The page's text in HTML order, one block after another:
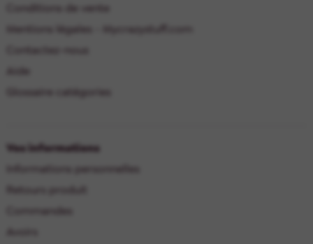
Conditions de vente
Mentions légales - Mycrazystuff.com
Contactez-nous
Aide
Glossaire catégories
Vos informations
Informations personnelles
Retours produit
Commandes